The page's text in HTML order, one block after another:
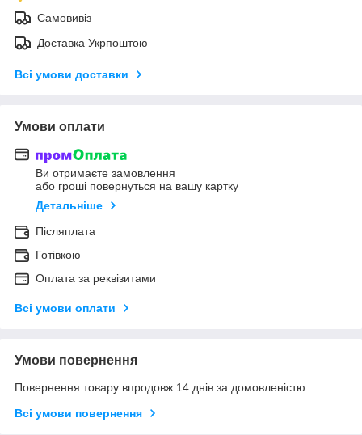
Самовивіз
Доставка Укрпоштою
Всі умови доставки
Умови оплати
Ви отримаєте замовлення
або гроші повернуться на вашу картку
Детальніше
Післяплата
Готівкою
Оплата за реквізитами
Всі умови оплати
Умови повернення
Повернення товару впродовж 14 днів за домовленістю
Всі умови повернення